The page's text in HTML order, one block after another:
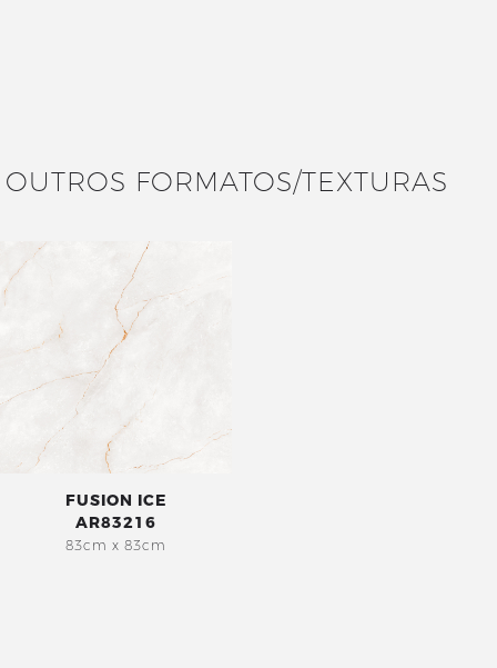
OUTROS FORMATOS/TEXTURAS
FUSION ICE
AR83216
83cm x 83cm